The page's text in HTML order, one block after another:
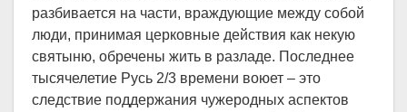
разбивается на части, враждующие между собой
люди, принимая церковные действия как некую
святыню, обречены жить в разладе. Последнее
тысячелетие Русь 2/3 времени воюет – это
следствие поддержания чужеродных аспектов